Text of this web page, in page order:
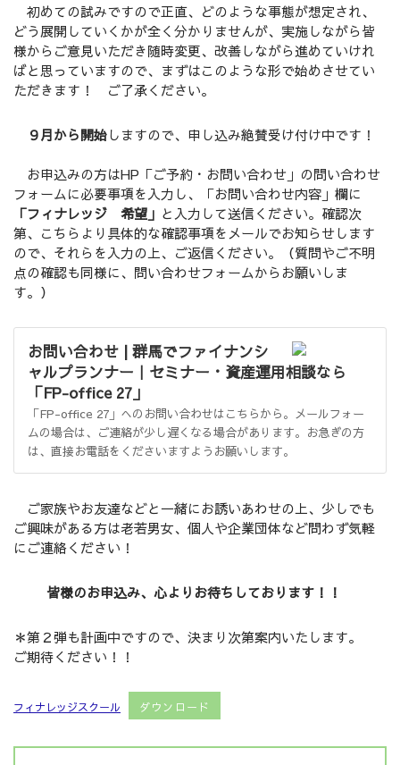
初めての試みですので正直、どのような事態が想定され、
どう展開していくかが全く分かりませんが、実施しながら皆
様からご意見いただき随時変更、改善しながら進めていけれ
ばと思っていますので、まずはこのような形で始めさせてい
ただきます！ ご了承ください。
９月から開始しますので、申し込み絶賛受け付け中です！
お申込みの方はHP「ご予約・お問い合わせ」の問い合わせ
フォームに必要事項を入力し、「お問い合わせ内容」欄に
「フィナレッジ 希望」 と入力して送信ください。確認次
第、こちらより具体的な確認事項をメールでお知らせします
ので、それらを入力の上、ご返信ください。（質問やご不明
点の確認も同様に、問い合わせフォームからお願いしま
す。）
お問い合わせ | 群馬でファイナンシ
ャルプランナー｜セミナー・資産運用相談なら
「FP-office 27」
「FP-office 27」へのお問い合わせはこちらから。メールフォー
ムの場合は、ご連絡が少し遅くなる場合があります。お急ぎの方
は、直接お電話をくださいますようお願いします。
ご家族やお友達などと一緒にお誘いあわせの上、少しでも
ご興味がある方は老若男女、個人や企業団体など問わず気軽
にご連絡ください！
皆様のお申込み、心よりお待ちしております！！
＊第２弾も計画中ですので、決まり次第案内いたします。
ご期待ください！！
フィナレッジスクール ダウンロード